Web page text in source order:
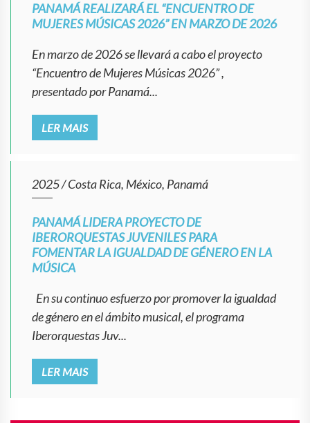
PANAMÁ REALIZARÁ EL “ENCUENTRO DE
MUJERES MÚSICAS 2026” EN MARZO DE 2026
En marzo de 2026 se llevará a cabo el proyecto
“Encuentro de Mujeres Músicas 2026” ,
presentado por Panamá...
LER MAIS
2025/Costa Rica, México, Panamá
PANAMÁ LIDERA PROYECTO DE
IBERORQUESTAS JUVENILES PARA
FOMENTAR LA IGUALDAD DE GÉNERO EN LA
MÚSICA
En su continuo esfuerzo por promover la igualdad
de género en el ámbito musical, el programa
Iberorquestas Juv...
LER MAIS